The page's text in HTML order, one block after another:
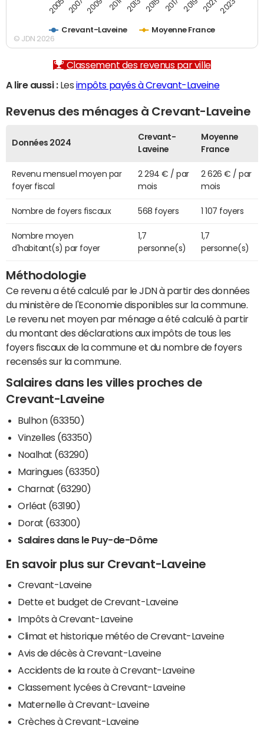
Crevant-Laveine Moyenne France
2005 2007 2009 2011 2013 2015 2017 2019 2021 2023
© JDN 2026
Classement des revenus par ville
A lire aussi :Les impôts payés à Crevant-Laveine
Revenus des ménages à Crevant-Laveine
Données 2024
Crevant-
Laveine
Moyenne
France
Revenu mensuel moyen par
foyer fiscal
2 294 € / par
mois
2 626 € / par
mois
Nombre de foyers fiscaux 568 foyers 1 107 foyers
Nombre moyen
d'habitant(s) par foyer
1,7
personne(s)
1,7
personne(s)
Méthodologie
Ce revenu a été calculé par le JDN à partir des données
du ministère de l'Economie disponibles sur la commune.
Le revenu net moyen par ménage a été calculé à partir
du montant des déclarations aux impôts de tous les
foyers fiscaux de la commune et du nombre de foyers
recensés sur la commune.
Salaires dans les villes proches de
Crevant-Laveine
Bulhon (63350)
Vinzelles (63350)
Noalhat (63290)
Maringues (63350)
Charnat (63290)
Orléat (63190)
Dorat (63300)
Salaires dans le Puy-de-Dôme
En savoir plus sur Crevant-Laveine
Crevant-Laveine
Dette et budget de Crevant-Laveine
Impôts à Crevant-Laveine
Climat et historique météo de Crevant-Laveine
Avis de décès à Crevant-Laveine
Accidents de la route à Crevant-Laveine
Classement lycées à Crevant-Laveine
Maternelle à Crevant-Laveine
Crèches à Crevant-Laveine